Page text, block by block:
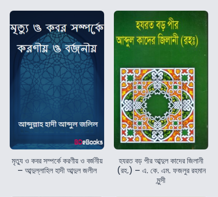
মৃত্যু ও কবর সম্পর্কে করণীয় ও বর্জনীয়
– আব্দুল্লাহিল হাদী আব্দুল জলীল
হযরত বড় পীর আব্দুল কাদের জিলানী
(রহ.) – এ. কে. এম. ফজলুর রহমান
মুন্সী